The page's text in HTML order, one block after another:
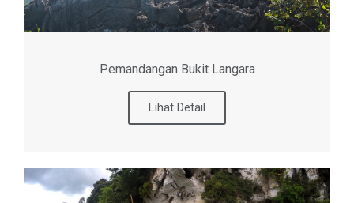
Pemandangan Bukit Langara
Lihat Detail